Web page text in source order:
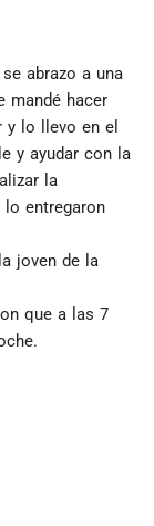
abrazo a una
mandé hacer
lo llevo en el
y ayudar con la
la
entregaron
joven de la
que a las 7